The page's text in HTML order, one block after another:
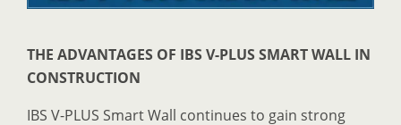
THE ADVANTAGES OF IBS V-PLUS SMART WALL IN
CONSTRUCTION
IBS V-PLUS Smart Wall continues to gain strong